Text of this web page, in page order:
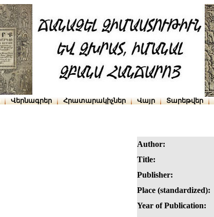
Վերնագրեր Հրատարակիչներ Վայր Տարեթվեր
Author:
Title:
Publisher:
Place (standardized):
Year of Publication: